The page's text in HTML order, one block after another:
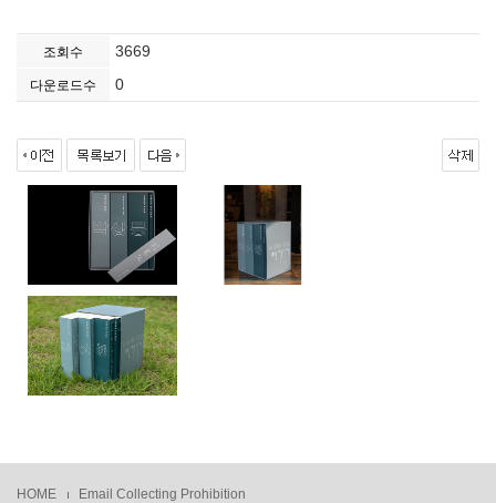
조회수 3669
다운로드수 0
HOME Email Collecting Prohibition